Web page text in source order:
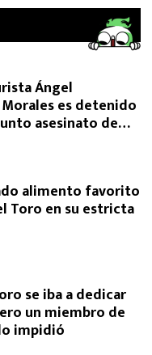
Ángel
es detenido
asesinato de
alimento favorito
Toro en su estricta
se iba a dedicar
un miembro de
impidió